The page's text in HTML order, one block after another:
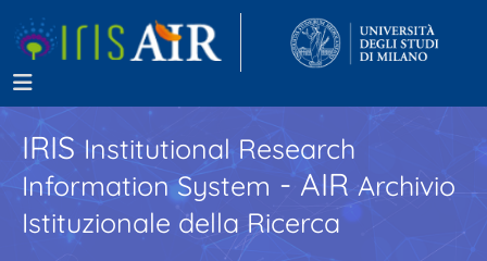
IRISInstitutional Research
Information System - AIR Archivio
Istituzionale della Ricerca